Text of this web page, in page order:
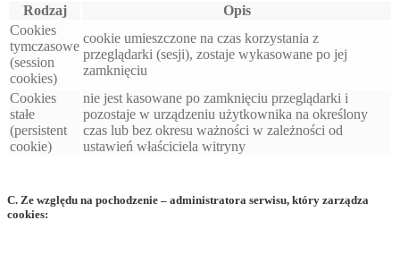
Rodzaj
Opis
Cookies
tymczasowe
(session
cookies)
cookie umieszczone na czas korzystania z
przeglądarki (sesji), zostaje wykasowane po jej
zamknięciu
Cookies
stałe
(persistent
cookie)
nie jest kasowane po zamknięciu przeglądarki i
pozostaje w urządzeniu użytkownika na określony
czas lub bez okresu ważności w zależności od
ustawień właściciela witryny
C. Ze względu na pochodzenie – administratora serwisu, który zarządza
cookies: